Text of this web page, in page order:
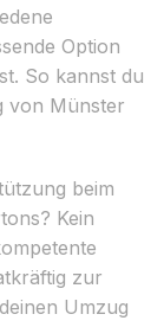
Option
So kannst du
von Münster
beim
Kein
zur
Umzug